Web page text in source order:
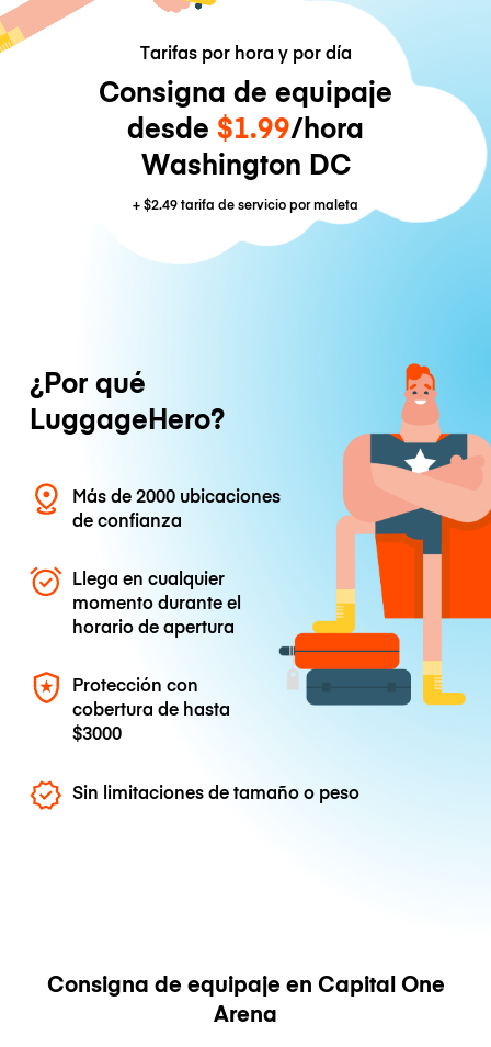
Tarifas por hora y por día
Consigna de equipaje
desde $1.99/hora
Washington DC
+$2.49tarifa de servicio por maleta
¿Por qué
LuggageHero?
Más de 2000 ubicaciones
de confianza
Llega en cualquier
momento durante el
horario de apertura
Protección con
cobertura de hasta
$3000
Sin limitaciones de tamaño o peso
Consigna de equipaje en Capital One
Arena